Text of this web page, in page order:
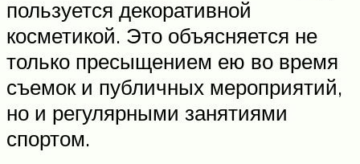
пользуется декоративной
косметикой. Это объясняется не
только пресыщением ею во время
съемок и публичных мероприятий,
но и регулярными занятиями
спортом.